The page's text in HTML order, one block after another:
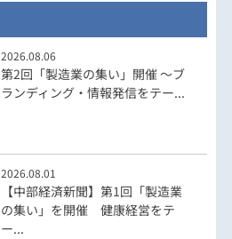
2026.08.06
第2回「製造業の集い」開催 ～ブ
ランディング・情報発信をテー...
2026.08.01
【中部経済新聞】第1回「製造業
の集い」を開催 健康経営をテ
ー...